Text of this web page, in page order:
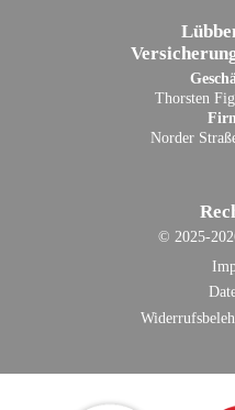
Thorsten
Norder
© 2025-